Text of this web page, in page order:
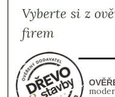
Vyberte si z
firem